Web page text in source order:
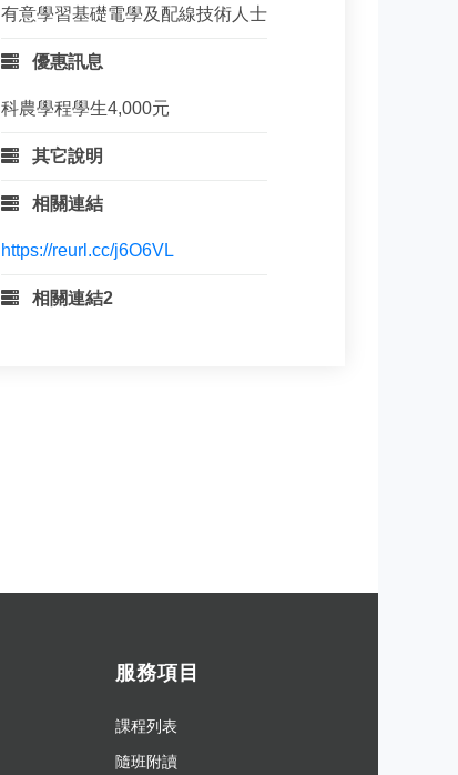
有意學習基礎電學及配線技術人士
優惠訊息
科農學程學生4,000元
其它說明
相關連結
https://reurl.cc/j6O6VL
相關連結2
服務項目
課程列表
隨班附讀